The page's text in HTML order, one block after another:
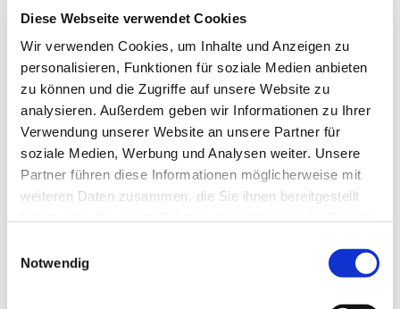
Diese Webseite verwendet Cookies
Wir verwenden Cookies, um Inhalte und Anzeigen zu
personalisieren, Funktionen für soziale Medien anbieten
zu können und die Zugriffe auf unsere Website zu
analysieren. Außerdem geben wir Informationen zu Ihrer
Verwendung unserer Website an unsere Partner für
soziale Medien, Werbung und Analysen weiter. Unsere
Partner führen diese Informationen möglicherweise mit
weiteren Daten zusammen, die Sie ihnen bereitgestellt
Notwendig
Dies könnte Sie auch
interessieren